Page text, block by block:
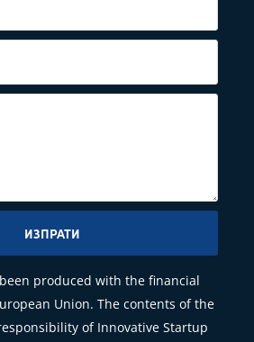
ИЗПРАТИ
produced with the financial
Union. The contents of the
of Innovative Startup